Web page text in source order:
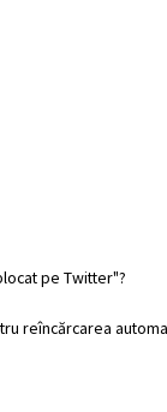
pe Twitter"?
reîncărcarea